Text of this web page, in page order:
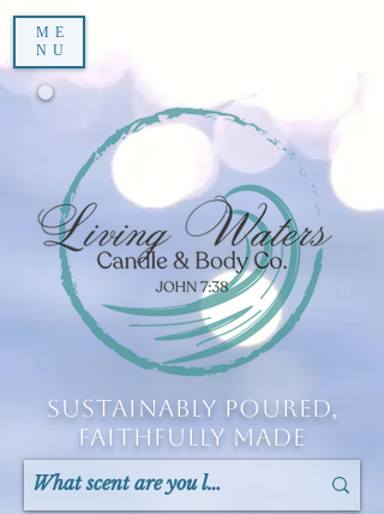
ME
NU
Sustainably Poured,
Faithfully Made